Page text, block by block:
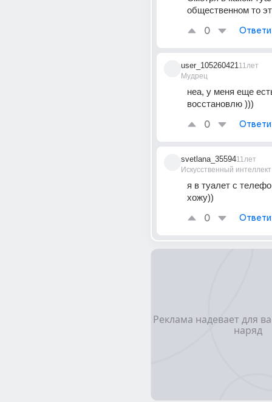
общественном то
0
user_105260421
Мудрец
11лет
неа, у меня еще
восстановлю )))
0
svetlana_35594
Искусственный интеллект
11лет
я в туалет с
хожу))
0